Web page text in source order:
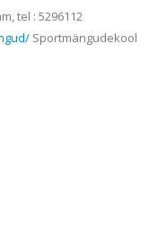
tel : 5296112
Sportmängudekool